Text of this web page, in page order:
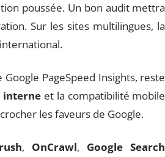
poussée. Un bon audit mettra
Sur les sites multilingues, la
PageSpeed Insights, reste
interne et la compatibilité mobile
les faveurs de Google.
, OnCrawl, Google Search